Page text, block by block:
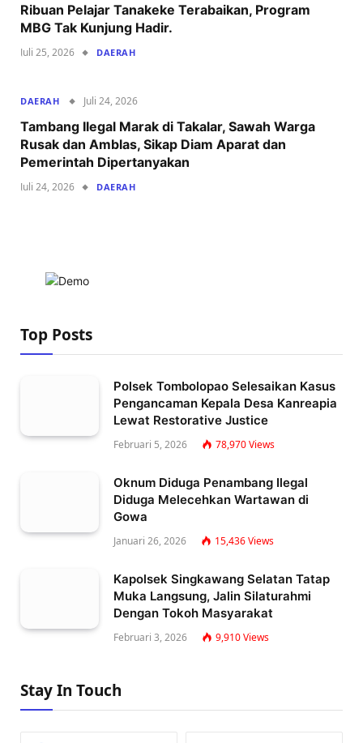
‍Ribuan Pelajar Tanakeke Terabaikan, Program
MBG Tak Kunjung Hadir.
Juli 25, 2026 DAERAH
DAERAH Juli 24, 2026
Tambang Ilegal Marak di Takalar, Sawah Warga
Rusak dan Amblas, Sikap Diam Aparat dan
Pemerintah Dipertanyakan
Juli 24, 2026 DAERAH
Top Posts
Polsek Tombolopao Selesaikan Kasus
Pengancaman Kepala Desa Kanreapia
Lewat Restorative Justice
Februari 5, 2026 78,970Views
Oknum Diduga Penambang Ilegal
Diduga Melecehkan Wartawan di
Gowa
Januari 26, 2026 15,436Views
Kapolsek Singkawang Selatan Tatap
Muka Langsung, Jalin Silaturahmi
Dengan Tokoh Masyarakat
Februari 3, 2026 9,910Views
Stay In Touch